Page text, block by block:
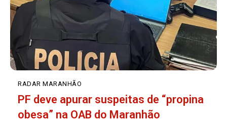
RADAR MARANHÃO
PF deve apurar suspeitas de “propina
obesa” na OAB do Maranhão